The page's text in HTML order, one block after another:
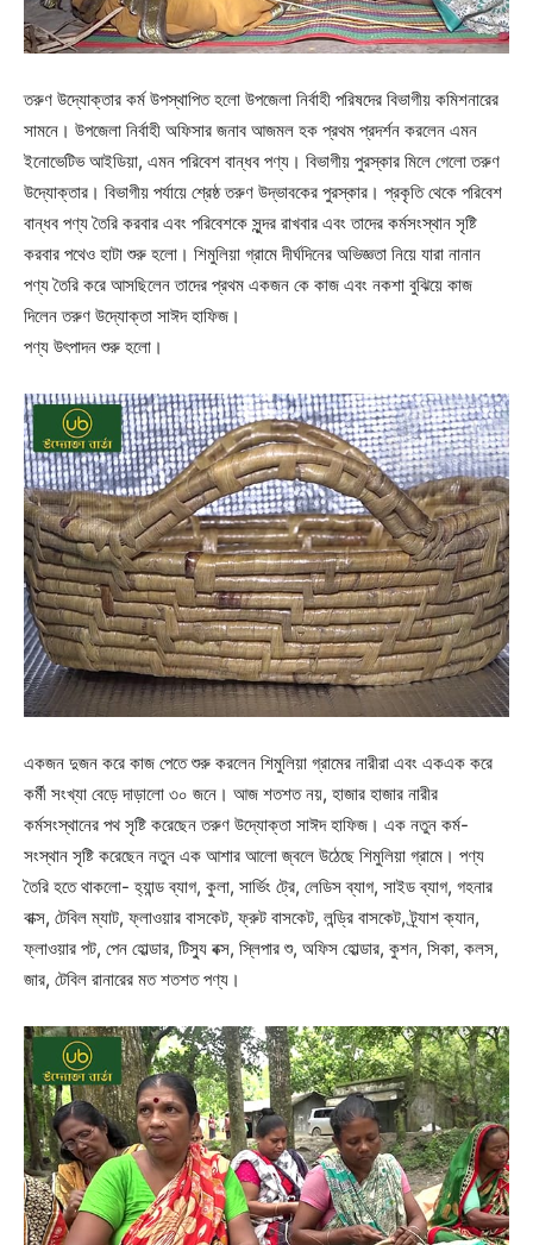
তরুণ উদ্যোক্তার কর্ম উপস্থাপিত হলো উপজেলা নির্বাহী পরিষদের বিভাগীয় কমিশনারের
সামনে। উপজেলা নির্বাহী অফিসার জনাব আজমল হক প্রথম প্রদর্শন করলেন এমন
ইনোভেটিভ আইডিয়া, এমন পরিবেশ বান্ধব পণ্য। বিভাগীয় পুরস্কার মিলে গেলো তরুণ
উদ্যোক্তার। বিভাগীয় পর্যায়ে শ্রেষ্ঠ তরুণ উদ্ভাবকের পুরস্কার। প্রকৃতি থেকে পরিবেশ
বান্ধব পণ্য তৈরি করবার এবং পরিবেশকে সুন্দর রাখবার এবং তাদের কর্মসংস্থান সৃষ্টি
করবার পথেও হাটা শুরু হলো। শিমুলিয়া গ্রামে দীর্ঘদিনের অভিজ্ঞতা নিয়ে যারা নানান
পণ্য তৈরি করে আসছিলেন তাদের প্রথম একজন কে কাজ এবং নকশা বুঝিয়ে কাজ
দিলেন তরুণ উদ্যোক্তা সাঈদ হাফিজ।
পণ্য উৎপাদন শুরু হলো।
একজন দুজন করে কাজ পেতে শুরু করলেন শিমুলিয়া গ্রামের নারীরা এবং একএক করে
কর্মী সংখ্যা বেড়ে দাড়ালো ৩০ জনে। আজ শতশত নয়, হাজার হাজার নারীর
কর্মসংস্থানের পথ সৃষ্টি করেছেন তরুণ উদ্যোক্তা সাঈদ হাফিজ। এক নতুন কর্ম-
সংস্থান সৃষ্টি করেছেন নতুন এক আশার আলো জ্বলে উঠেছে শিমুলিয়া গ্রামে। পণ্য
তৈরি হতে থাকলো- হ্যান্ড ব্যাগ, কুলা, সার্ভিং ট্রে, লেডিস ব্যাগ, সাইড ব্যাগ, গহনার
বাক্স, টেবিল ম্যাট, ফ্লাওয়ার বাসকেট, ফ্রুট বাসকেট, লন্ড্রি বাসকেট, ট্র্যাশ ক্যান,
ফ্লাওয়ার পট, পেন হোল্ডার, টিস্যু বক্স, স্লিপার শু, অফিস হোল্ডার, কুশন, সিকা, কলস,
জার, টেবিল রানারের মত শতশত পণ্য।